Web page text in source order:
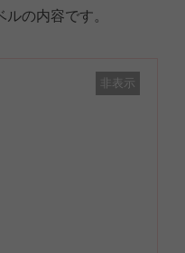
ルの内容です。
非表示